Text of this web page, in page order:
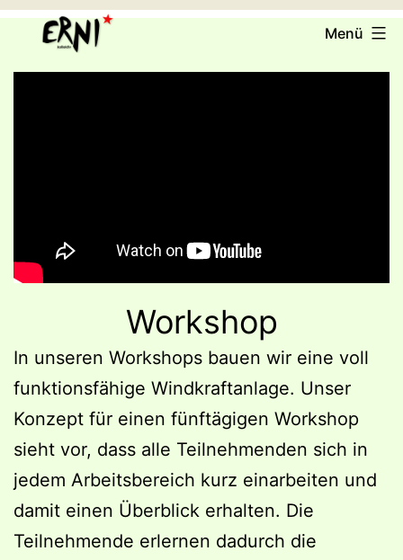
Zum
Inhalt
springen
ERNI
e.V.
Menü
Workshop
In unseren Workshops bauen wir eine voll
funktionsfähige Windkraftanlage. Unser
Konzept für einen fünftägigen Workshop
sieht vor, dass alle Teilnehmenden sich in
jedem Arbeitsbereich kurz einarbeiten und
damit einen Überblick erhalten. Die
Teilnehmende erlernen dadurch die